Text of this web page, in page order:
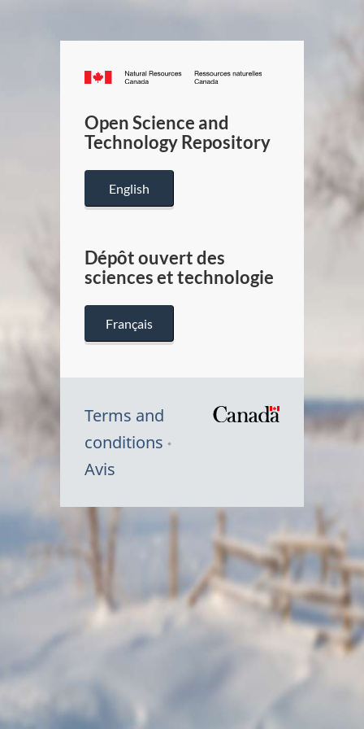
Canada.ca
/
Canada
Open Science and
Technology Repository
English
Dépôt ouvert des
sciences et technologie
Français
Terms and
conditions
Avis
Symbole
Canada